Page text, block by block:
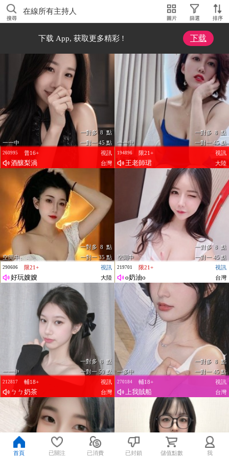
搜尋
在線所有主持人
圖片 篩選 排序
下载 App, 获取更多精彩 ! 下载
一一中
一對多 8 點
一對一 45 點
普16+
視訊
260995
酒釀梨渦 台灣
一一中
一對多 8 點
一對一 45 點
限21+
視訊
194896
王老師珺 大陸
空閒中
一對多 8 點
一對一 35 點
限21+
視訊
290606
好玩嫂嫂 大陸
空閒中
一對多 8 點
一對一 45 點
限21+
視訊
219701
o奶油o 台灣
一一中
一對多 8 點
一對一 50 點
輔18+
視訊
212817
ㄅㄅ奶茶 台灣
一多中
一對多 8 點
一對一 45 點
輔18+
視訊
270184
上我賊船 台灣
首頁 已關注 已消費 已封鎖 儲值點數 我